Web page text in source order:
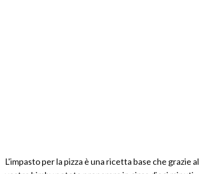
L'impasto per la pizza è una ricetta base che grazie al